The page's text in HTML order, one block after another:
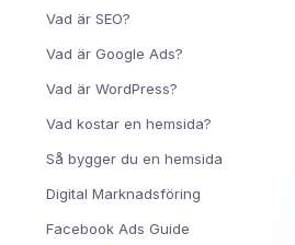
Vad är SEO?
Vad är Google Ads?
Vad är WordPress?
Vad kostar en hemsida?
Så bygger du en hemsida
Digital Marknadsföring
Facebook Ads Guide